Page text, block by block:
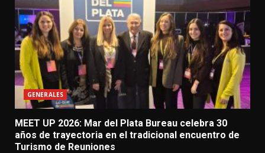
GENERALES
MEET UP 2026: Mar del Plata Bureau celebra 30
años de trayectoria en el tradicional encuentro de
Turismo de Reuniones